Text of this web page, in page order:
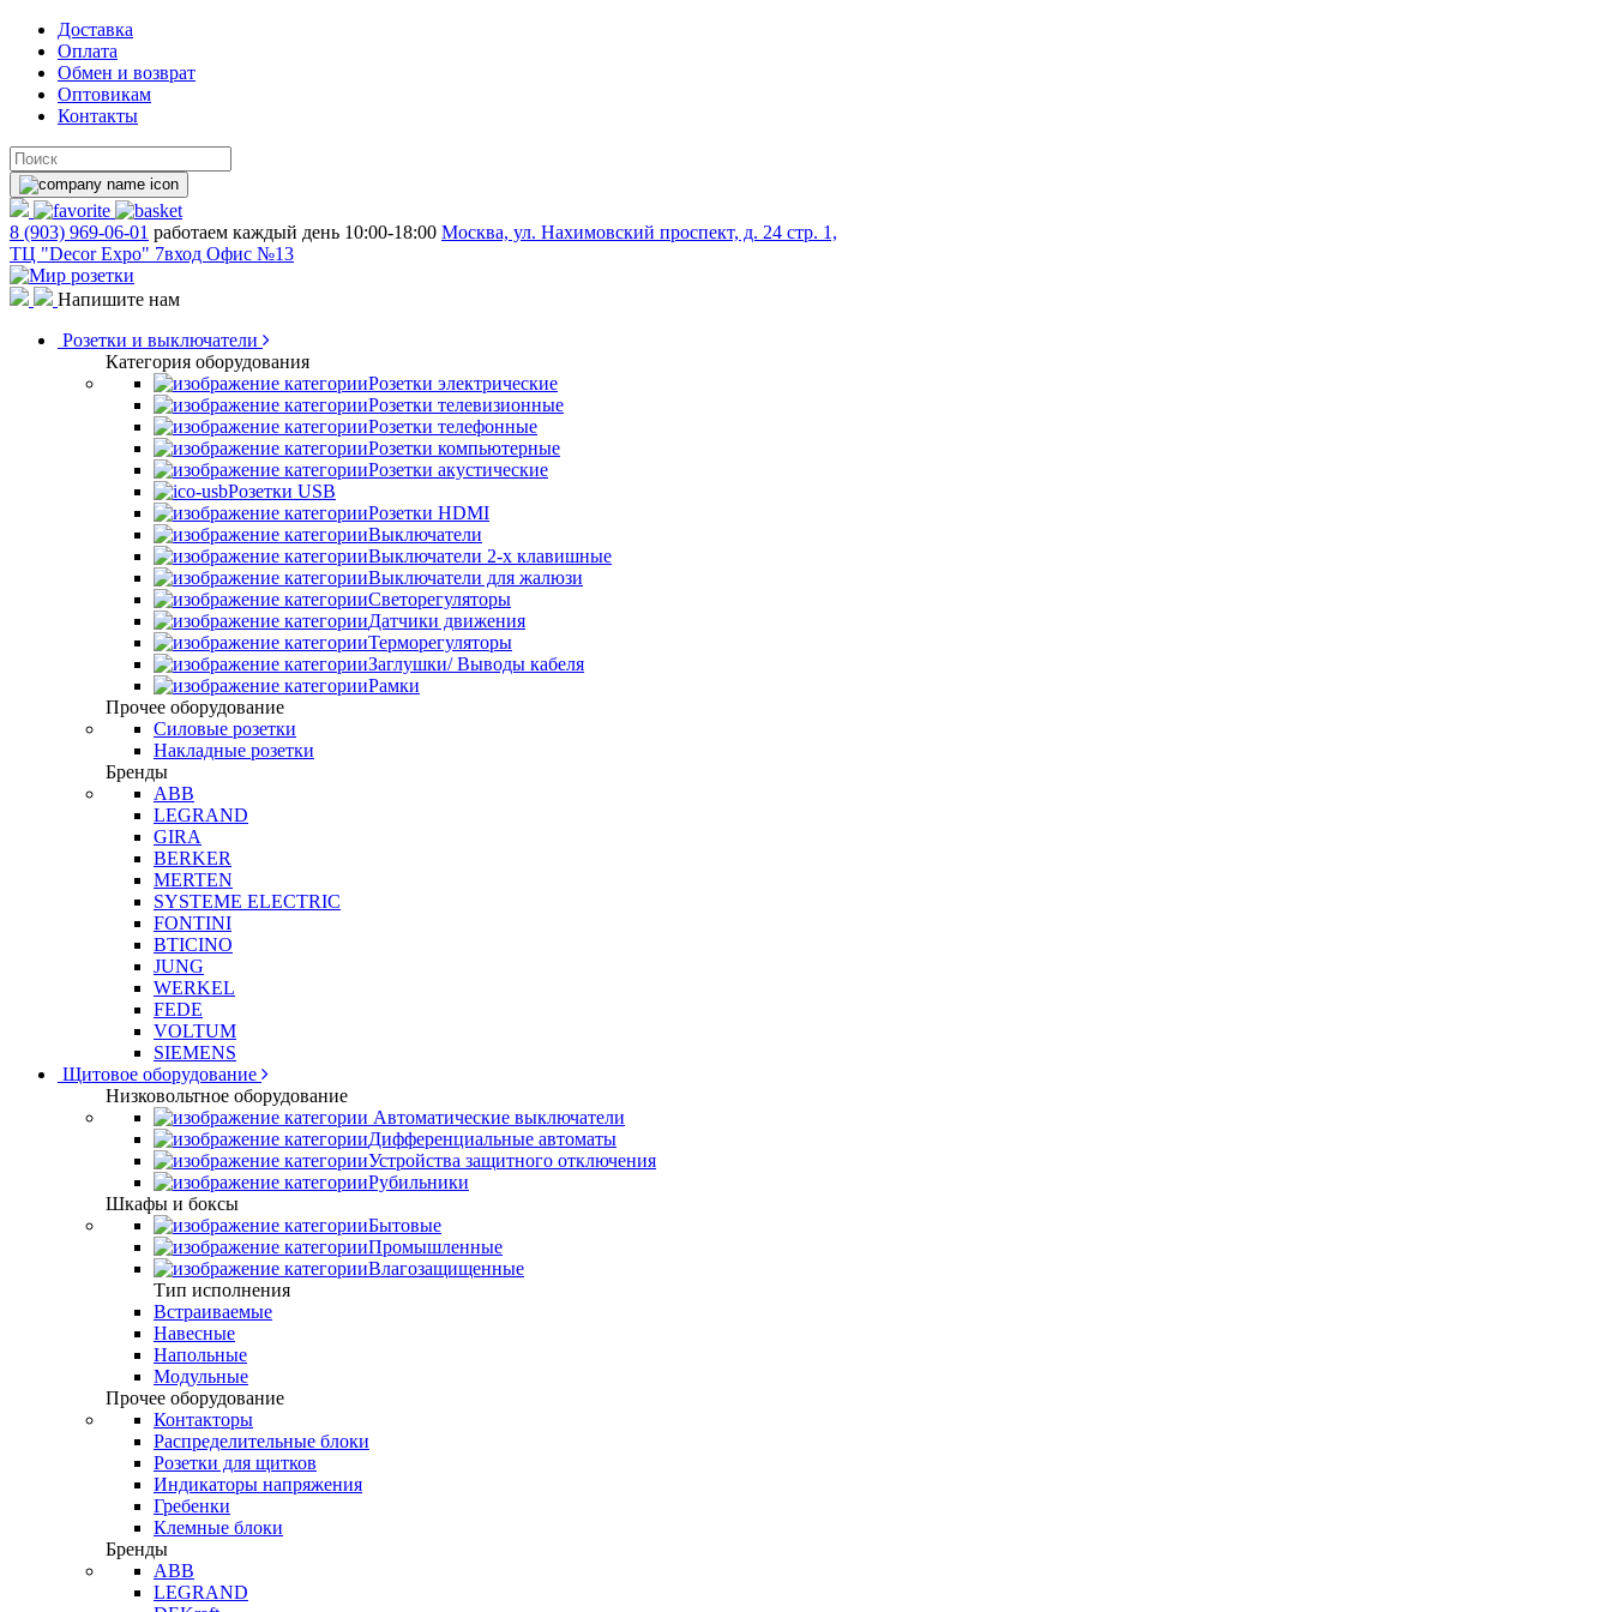
Доставка
Оплата
Обмен и возврат
Оптовикам
Контакты
8 (903) 969-06-01 работаем каждый день 10:00-18:00 Москва, ул. Нахимовский проспект, д. 24 стр. 1,
ТЦ "Decor Expo" 7вход Офис №13
Напишите нам
Розетки и выключатели
Категория оборудования
Розетки электрические
Розетки телевизионные
Розетки телефонные
Розетки компьютерные
Розетки акустические
Розетки USB
Розетки HDMI
Выключатели
Выключатели 2-х клавишные
Выключатели для жалюзи
Светорегуляторы
Датчики движения
Терморегуляторы
Заглушки/ Выводы кабеля
Рамки
Прочее оборудование
Силовые розетки
Накладные розетки
Бренды
ABB
LEGRAND
GIRA
BERKER
MERTEN
SYSTEME ELECTRIC
FONTINI
BTICINO
JUNG
WERKEL
FEDE
VOLTUM
SIEMENS
Щитовое оборудование
Низковольтное оборудование
Автоматические выключатели
Дифференциальные автоматы
Устройства защитного отключения
Рубильники
Шкафы и боксы
Бытовые
Промышленные
Влагозащищенные
Тип исполнения
Встраиваемые
Навесные
Напольные
Модульные
Прочее оборудование
Контакторы
Распределительные блоки
Розетки для щитков
Индикаторы напряжения
Гребенки
Клемные блоки
Бренды
ABB
LEGRAND